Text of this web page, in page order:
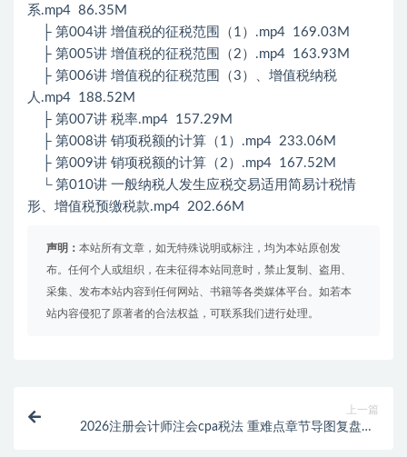
系.mp4 86.35M
├ 第004讲 增值税的征税范围（1）.mp4 169.03M
├ 第005讲 增值税的征税范围（2）.mp4 163.93M
├ 第006讲 增值税的征税范围（3）、增值税纳税
人.mp4 188.52M
├ 第007讲 税率.mp4 157.29M
├ 第008讲 销项税额的计算（1）.mp4 233.06M
├ 第009讲 销项税额的计算（2）.mp4 167.52M
└ 第010讲 一般纳税人发生应税交易适用简易计税情
形、增值税预缴税款.mp4 202.66M
声明： 本站所有文章，如无特殊说明或标注，均为本站原创发
布。任何个人或组织，在未征得本站同意时，禁止复制、盗用、
采集、发布本站内容到任何网站、书籍等各类媒体平台。如若本
站内容侵犯了原著者的合法权益，可联系我们进行处理。
上一篇
2026注册会计师注会cpa税法 重难点章节导图复盘课-